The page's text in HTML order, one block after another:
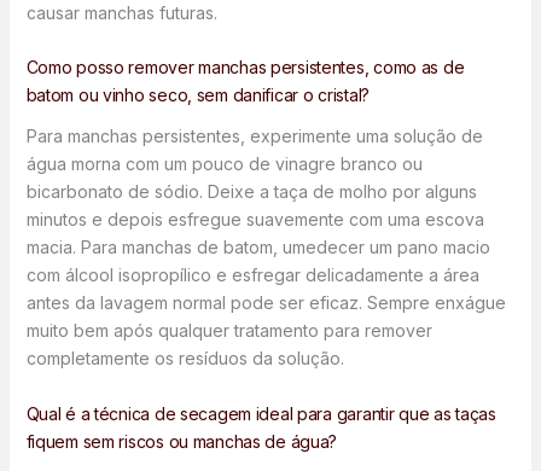
causar manchas futuras.
Como posso remover manchas persistentes, como as de
batom ou vinho seco, sem danificar o cristal?
Para manchas persistentes, experimente uma solução de
água morna com um pouco de vinagre branco ou
bicarbonato de sódio. Deixe a taça de molho por alguns
minutos e depois esfregue suavemente com uma escova
macia. Para manchas de batom, umedecer um pano macio
com álcool isopropílico e esfregar delicadamente a área
antes da lavagem normal pode ser eficaz. Sempre enxágue
muito bem após qualquer tratamento para remover
completamente os resíduos da solução.
Qual é a técnica de secagem ideal para garantir que as taças
fiquem sem riscos ou manchas de água?